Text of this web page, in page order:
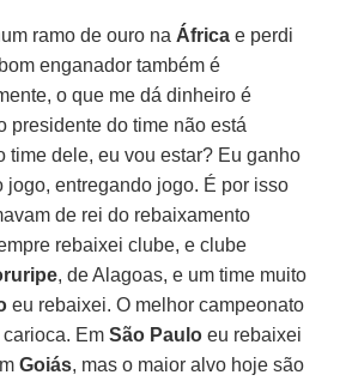
ramo de ouro na África e perdi
enganador também é
o que me dá dinheiro é
presidente do time não está
time dele, eu vou estar? Eu ganho
jogo, entregando jogo. É por isso
de rei do rebaixamento
rebaixei clube, e clube
, de Alagoas, e um time muito
eu rebaixei. O melhor campeonato
carioca. EmSão Paulo eu rebaixei
Goiás, mas o maior alvo hoje são